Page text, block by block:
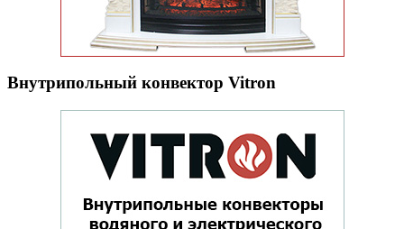
Внутрипольный конвектор Vitron